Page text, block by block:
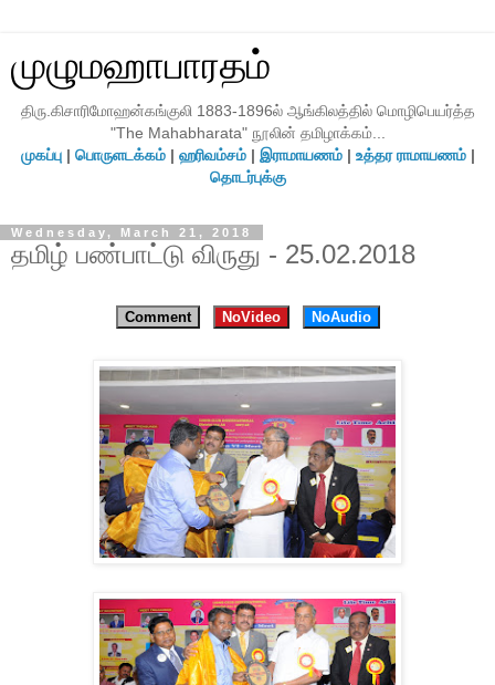
முழுமஹாபாரதம்
திரு.கிசாரிமோஹன்கங்குலி 1883-1896ல் ஆங்கிலத்தில் மொழிபெயர்த்த
"The Mahabharata" நூலின் தமிழாக்கம்...
முகப்பு| பொருளடக்கம்| ஹரிவம்சம்| இராமாயணம்| உத்தர ராமாயணம்|
தொடர்புக்கு
Wednesday, March 21, 2018
தமிழ் பண்பாட்டு விருது - 25.02.2018
Comment NoVideo NoAudio